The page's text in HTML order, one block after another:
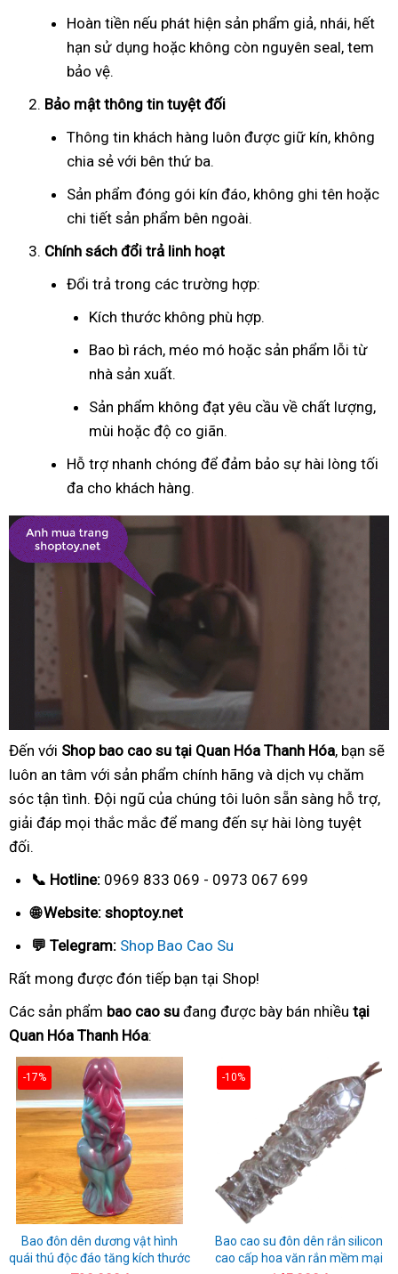
Hoàn tiền nếu phát hiện sản phẩm giả, nhái, hết
hạn sử dụng hoặc không còn nguyên seal, tem
bảo vệ.
Bảo mật thông tin tuyệt đối
Thông tin khách hàng luôn được giữ kín, không
chia sẻ với bên thứ ba.
Sản phẩm đóng gói kín đáo, không ghi tên hoặc
chi tiết sản phẩm bên ngoài.
Chính sách đổi trả linh hoạt
Đổi trả trong các trường hợp:
Kích thước không phù hợp.
Bao bì rách, méo mó hoặc sản phẩm lỗi từ
nhà sản xuất.
Sản phẩm không đạt yêu cầu về chất lượng,
mùi hoặc độ co giãn.
Hỗ trợ nhanh chóng để đảm bảo sự hài lòng tối
đa cho khách hàng.
Đến với Shop bao cao su tại Quan Hóa Thanh Hóa, bạn sẽ
luôn an tâm với sản phẩm chính hãng và dịch vụ chăm
sóc tận tình. Đội ngũ của chúng tôi luôn sẵn sàng hỗ trợ,
giải đáp mọi thắc mắc để mang đến sự hài lòng tuyệt
đối.
📞 Hotline: 0969 833 069 - 0973 067 699
🌐 Website: shoptoy.net
💬 Telegram: Shop Bao Cao Su
Rất mong được đón tiếp bạn tại Shop!
Các sản phẩm bao cao su đang được bày bán nhiều tại
Quan Hóa Thanh Hóa:
-17%
Bao đôn dên dương vật hình
quái thú độc đáo tăng kích thước
-10%
Bao cao su đôn dên rắn silicon
cao cấp hoa văn rắn mềm mại